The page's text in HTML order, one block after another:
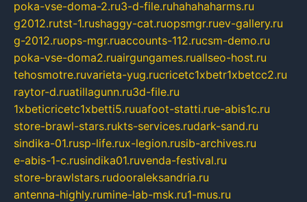
poka-vse-doma-2.ru3-d-file.ruhahahaharms.ru
g2012.rutst-1.rushaggy-cat.ruopsmgr.ruev-gallery.ru
g-2012.ruops-mgr.ruaccounts-112.rucsm-demo.ru
poka-vse-doma2.ruairgungames.ruallseo-host.ru
tehosmotre.ruvarieta-yug.rucricetc1xbetr1xbetcc2.ru
raytor-d.ruatillagunn.ru3d-file.ru
1xbeticricetc1xbetti5.ruuafoot-statti.rue-abis1c.ru
store-brawl-stars.rukts-services.rudark-sand.ru
sindika-01.rusp-life.rux-legion.rusib-archives.ru
e-abis-1-c.rusindika01.ruvenda-festival.ru
store-brawlstars.rudooraleksandria.ru
antenna-highly.rumine-lab-msk.ru1-mus.ru